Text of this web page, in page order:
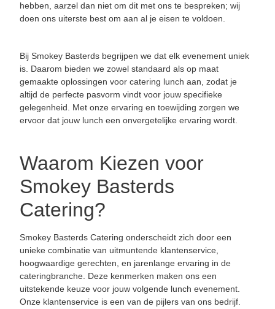
hebben, aarzel dan niet om dit met ons te bespreken; wij
doen ons uiterste best om aan al je eisen te voldoen.
Bij Smokey Basterds begrijpen we dat elk evenement uniek
is. Daarom bieden we zowel standaard als op maat
gemaakte oplossingen voor catering lunch aan, zodat je
altijd de perfecte pasvorm vindt voor jouw specifieke
gelegenheid. Met onze ervaring en toewijding zorgen we
ervoor dat jouw lunch een onvergetelijke ervaring wordt.
Waarom Kiezen voor
Smokey Basterds
Catering?
Smokey Basterds Catering onderscheidt zich door een
unieke combinatie van uitmuntende klantenservice,
hoogwaardige gerechten, en jarenlange ervaring in de
cateringbranche. Deze kenmerken maken ons een
uitstekende keuze voor jouw volgende lunch evenement.
Onze klantenservice is een van de pijlers van ons bedrijf.